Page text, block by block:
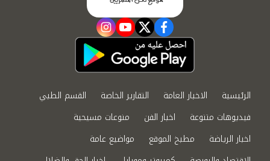
facebook
twitter
youtube
instagram
الرئيسية الاخبار العامة التقارير الخاصة
القسم الطبي
فيديوهات متنوعة
اخبار الفن
منوعات مسيحية
اخبار الرياضة
مطبخ الموقع
مواضيع عامة